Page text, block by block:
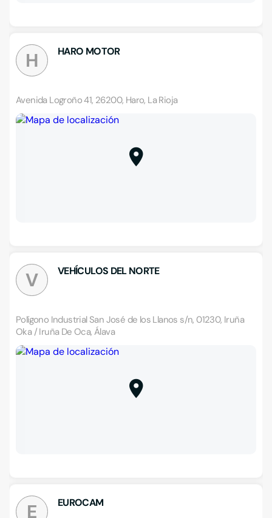
H HARO MOTOR
Avenida Logroño 41, 26200, Haro, La Rioja
V VEHÍCULOS DEL NORTE
Polígono Industrial San José de los Llanos s/n, 01230, Iruña
Oka / Iruña De Oca, Álava
E EUROCAM